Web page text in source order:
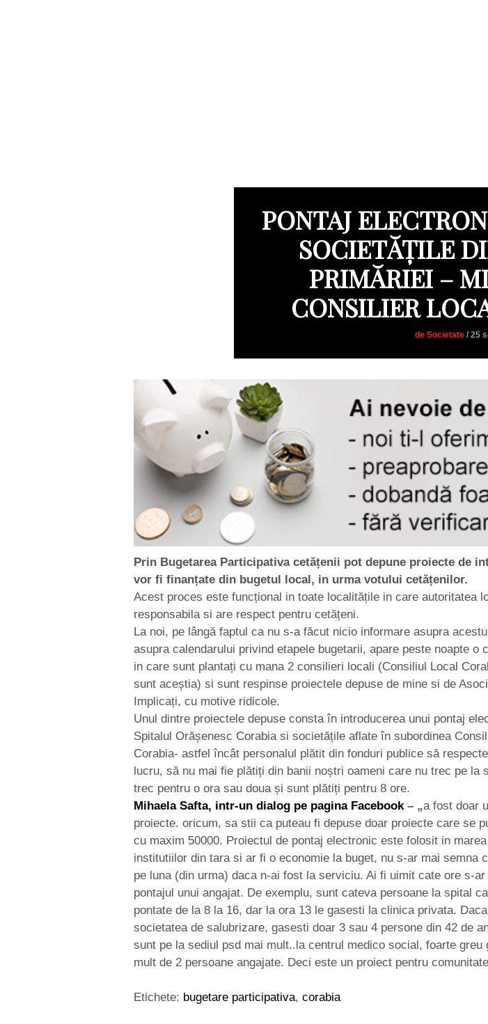
PONTAJ
SOCIETĂȚILE
PRIMĂRIEI –
CONSILIER
de Societate/ 25
Prin Bugetarea Participativa cetățenii pot depune proiecte de
vor fi finanțate din bugetul local, in urma votului cetățenilor.
Acest proces este funcțional in toate localitățile in care autoritatea
responsabila si are respect pentru cetățeni.
La noi, pe lângă faptul ca nu s-a făcut nicio informare asupra
asupra calendarului privind etapele bugetarii, apare peste noapte o
in care sunt plantați cu mana 2 consilieri locali (Consiliul Local
sunt aceștia) si sunt respinse proiectele depuse de mine si de
Implicați, cu motive ridicole.
Unul dintre proiectele depuse consta în introducerea unui pontaj
Spitalul Orășenesc Corabia si societățile aflate în subordinea
Corabia- astfel încât personalul plătit din fonduri publice să
lucru, să nu mai fie plătiți din banii noștri oameni care nu trec pe la
trec pentru o ora sau doua și sunt plătiți pentru 8 ore.
Mihaela Safta, intr-un dialog pe pagina Facebook– „a fost doar
proiecte. oricum, sa stii ca puteau fi depuse doar proiecte care se
cu maxim 50000. Proiectul de pontaj electronic este folosit in
institutiilor din tara si ar fi o economie la buget, nu s-ar mai semna
pe luna (din urma) daca n-ai fost la serviciu. Ai fi uimit cate ore s-
pontajul unui angajat. De exemplu, sunt cateva persoane la spital
pontate de la 8 la 16, dar la ora 13 le gasesti la clinica privata.
societatea de salubrizare, gasesti doar 3 sau 4 persone din 42 de
sunt pe la sediul psd mai mult..la centrul medico social, foarte greu
mult de 2 persoane angajate. Deci este un proiect pentru
Etichete: bugetare participativa, corabia